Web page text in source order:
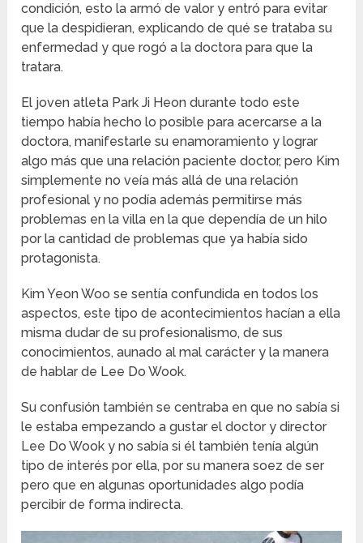
condición, esto la armó de valor y entró para evitar
que la despidieran, explicando de qué se trataba su
enfermedad y que rogó a la doctora para que la
tratara.
El joven atleta Park Ji Heon durante todo este
tiempo había hecho lo posible para acercarse a la
doctora, manifestarle su enamoramiento y lograr
algo más que una relación paciente doctor, pero Kim
simplemente no veía más allá de una relación
profesional y no podía además permitirse más
problemas en la villa en la que dependía de un hilo
por la cantidad de problemas que ya había sido
protagonista.
Kim Yeon Woo se sentía confundida en todos los
aspectos, este tipo de acontecimientos hacían a ella
misma dudar de su profesionalismo, de sus
conocimientos, aunado al mal carácter y la manera
de hablar de Lee Do Wook.
Su confusión también se centraba en que no sabía si
le estaba empezando a gustar el doctor y director
Lee Do Wook y no sabía si él también tenía algún
tipo de interés por ella, por su manera soez de ser
pero que en algunas oportunidades algo podía
percibir de forma indirecta.